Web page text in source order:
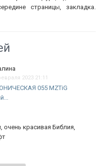
страницы, закладка.
2023 21:11
055 MZTiG
красивая Библия,